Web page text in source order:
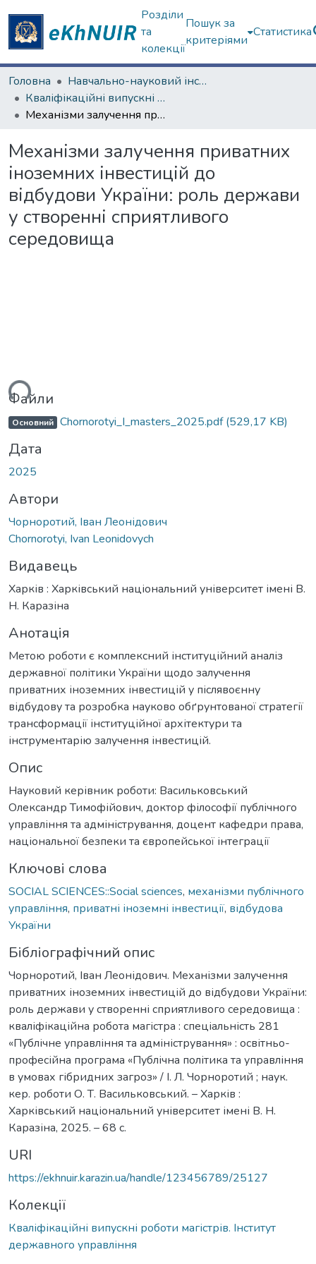
Розділи
та
колекції
Пошук за
критеріями
Статистика
Головна
Навчально-науковий інститут "Інститут державного управління"
Кваліфікаційні випускні роботи магістрів. Інститут державного управління
Механізми залучення приватних іноземних інвестицій до відбудови України: роль держави у створенні сприятливого середовища
Механізми залучення приватних
іноземних інвестицій до
відбудови України: роль держави
у створенні сприятливого
середовища
Файли
Основний Chornorotyi_I_masters_2025.pdf(529,17 KB)
Дата
2025
Автори
Чорноротий, Іван Леонідович
Chornorotyi, Ivan Leonidovych
Видавець
Харків : Харківський національний університет імені В.
Н. Каразіна
Анотація
Метою роботи є комплексний інституційний аналіз
державної політики України щодо залучення
приватних іноземних інвестицій у післявоєнну
відбудову та розробка науково обґрунтованої стратегії
трансформації інституційної архітектури та
інструментарію залучення інвестицій.
Опис
Науковий керівник роботи: Васильковський
Олександр Тимофійович, доктор філософії публічного
управління та адміністрування, доцент кафедри права,
національної безпеки та європейської інтеграції
Ключові слова
SOCIAL SCIENCES::Social sciences, механізми публічного
управління, приватні іноземні інвестиції, відбудова
України
Бібліографічний опис
Чорноротий, Іван Леонідович. Механізми залучення
приватних іноземних інвестицій до відбудови України:
роль держави у створенні сприятливого середовища :
кваліфікаційна робота магістра : спеціальність 281
«Публічне управління та адміністрування» : освітньо-
професійна програма «Публічна політика та управління
в умовах гібридних загроз» / І. Л. Чорноротий ; наук.
кер. роботи О. Т. Васильковський. – Харків :
Харківський національний університет імені В. Н.
Каразіна, 2025. – 68 с.
URI
https://ekhnuir.karazin.ua/handle/123456789/25127
Колекції
Кваліфікаційні випускні роботи магістрів. Інститут
державного управління